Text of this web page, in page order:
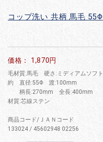
コップ洗い 共柄 馬毛 55Φ
価格： 1,870円
毛材質:馬毛 硬さ:ミディアムソフト
約 直径:55Φ 渡:100mm
柄長:270mm 全長:400mm
材質:芯線ステン
商品コード/ＪＡＮコード
133024 / 45602948 02256